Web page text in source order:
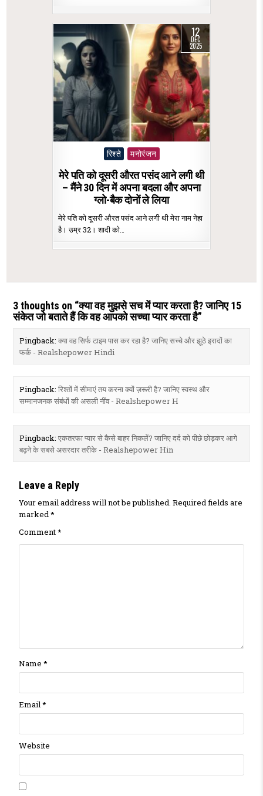
12
DEC
2025
Posted
रिश्ते मनोरंजन
मेरे पति को दूसरी औरत पसंद आने लगी थी
– मैंने 30 दिन में अपना बदला और अपना
ग्लो-बैक दोनों ले लिया
मेरे पति को दूसरी औरत पसंद आने लगी थी मेरा नाम नेहा
है। उम्र 32। शादी को…
3 thoughts on “क्या वह मुझसे सच में प्यार करता है? जानिए 15
संकेत जो बताते हैं कि वह आपको सच्चा प्यार करता है”
Pingback:क्या वह सिर्फ टाइम पास कर रहा है? जानिए सच्चे और झूठे इरादों का
फर्क - Realshepower Hindi
Pingback:रिश्तों में सीमाएं तय करना क्यों ज़रूरी है? जानिए स्वस्थ और
सम्मानजनक संबंधों की असली नींव - Realshepower H
Pingback:एकतरफा प्यार से कैसे बाहर निकलें? जानिए दर्द को पीछे छोड़कर आगे
बढ़ने के सबसे असरदार तरीके - Realshepower Hin
Leave a Reply
Your email address will not be published. Required fields are
marked*
Comment*
Name *
Email*
Website